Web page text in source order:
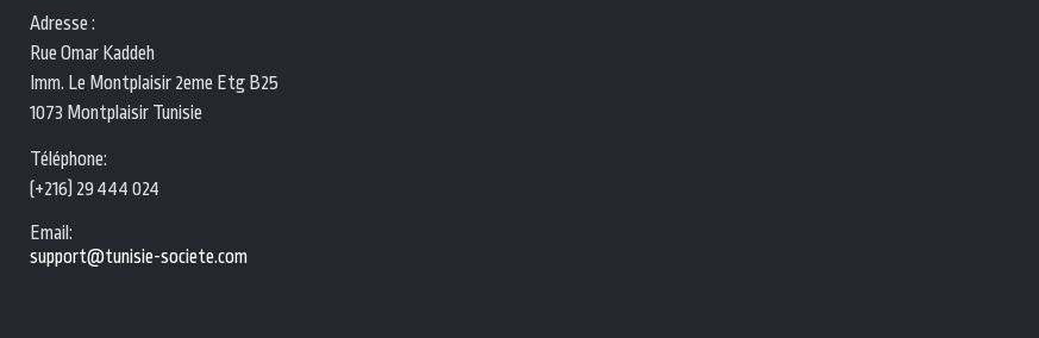
Adresse :
Rue Omar Kaddeh
Imm. Le Montplaisir 2eme Etg B25
1073 Montplaisir Tunisie
Téléphone:
(+216) 29 444 024
Email:
support@tunisie-societe.com